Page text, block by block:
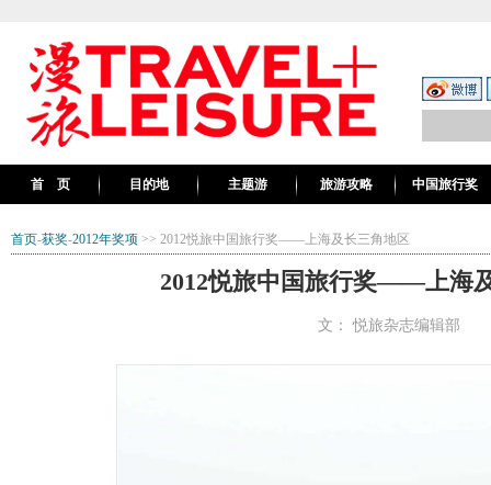
首 页 目的地 主题游 旅游攻略 中国旅行奖
首页-获奖-2012年奖项 >> 2012悦旅中国旅行奖——上海及长三角地区
2012悦旅中国旅行奖——上海
文： 悦旅杂志编辑部